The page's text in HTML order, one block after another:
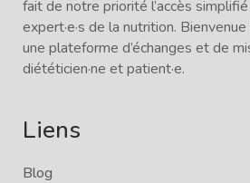
fait de notre priorité l’accès simplifié
expert·e·s de la nutrition.
une plateforme d’échanges et de
diététicien·ne et patient·e.
Liens
Blog